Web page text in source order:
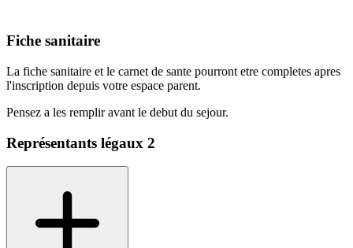
Fiche sanitaire
La fiche sanitaire et le carnet de sante pourront etre completes apres
l'inscription depuis votre espace parent.
Pensez a les remplir avant le debut du sejour.
Représentants légaux 2